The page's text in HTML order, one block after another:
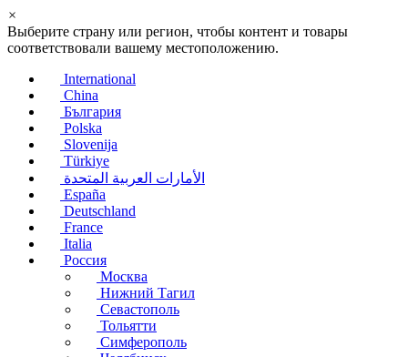
×
Выберите страну или регион, чтобы контент и товары
соответствовали вашему местоположению.
International
China
България
Polska
Slovenija
Türkiye
الأمارات العربية المتحدة
España
Deutschland
France
Italia
Россия
Москва
Нижний Тагил
Севастополь
Тольятти
Симферополь